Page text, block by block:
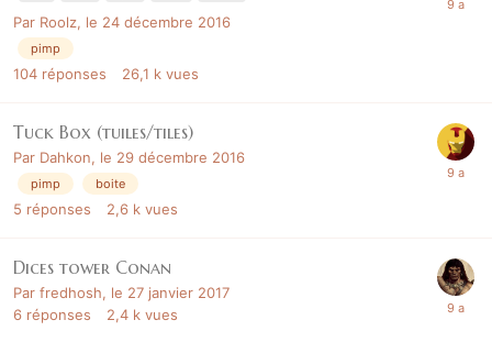
Par Roolz, le 24 décembre 2016
pimp
104 réponses 26,1 k vues
Tuck Box (tuiles/tiles)
Par Dahkon, le 29 décembre 2016
pimp boite
5 réponses 2,6 k vues
Dices tower Conan
Par fredhosh, le 27 janvier 2017
6 réponses 2,4 k vues